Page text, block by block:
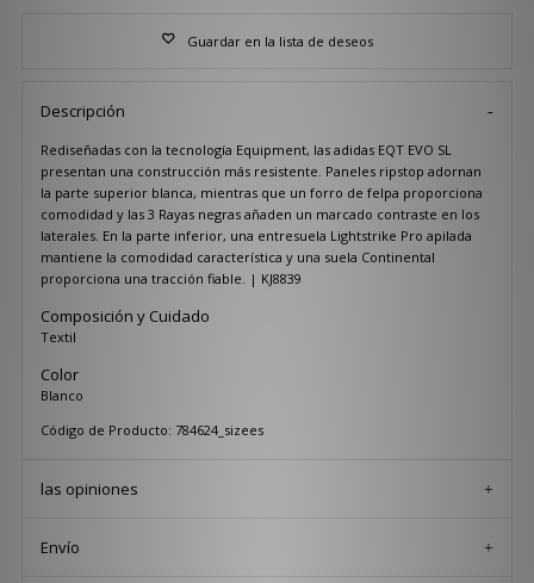
Guardar en la lista de deseos
Descripción
Rediseñadas con la tecnología Equipment, las adidas EQT EVO SL
presentan una construcción más resistente. Paneles ripstop adornan
la parte superior blanca, mientras que un forro de felpa proporciona
comodidad y las 3 Rayas negras añaden un marcado contraste en los
laterales. En la parte inferior, una entresuela Lightstrike Pro apilada
mantiene la comodidad característica y una suela Continental
proporciona una tracción fiable. | KJ8839
Composición y Cuidado
Textil
Color
Blanco
Código de Producto: 784624_sizees
las opiniones
Envío